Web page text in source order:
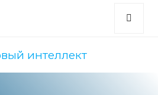
интеллект